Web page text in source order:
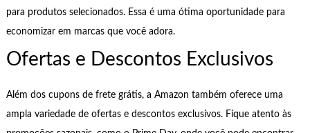
para produtos selecionados. Essa é uma ótima oportunidade para
economizar em marcas que você adora.
Ofertas e Descontos Exclusivos
Além dos cupons de frete grátis, a Amazon também oferece uma
ampla variedade de ofertas e descontos exclusivos. Fique atento às